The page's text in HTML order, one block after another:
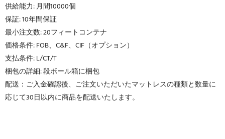
供給能力: 月間10000個
保証: 10年間保証
最小注文数: 20フィートコンテナ
価格条件: FOB、C&F、CIF（オプション）
支払条件: L/CT/T
梱包の詳細: 段ボール箱に梱包
配送：ご入金確認後、ご注文いただいたマットレスの種類と数量に
応じて30日以内に商品を配送いたします。